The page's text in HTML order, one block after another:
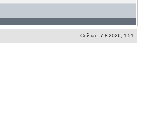
Сейчас: 7.8.2026, 1:51